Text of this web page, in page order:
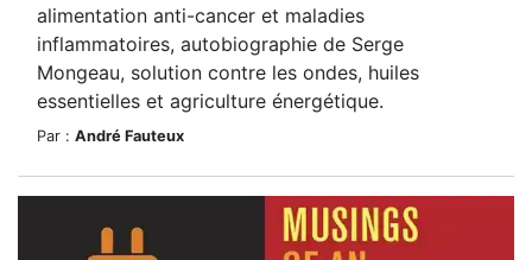
alimentation anti-cancer et maladies
inflammatoires, autobiographie de Serge
Mongeau, solution contre les ondes, huiles
essentielles et agriculture énergétique.
Par : André Fauteux